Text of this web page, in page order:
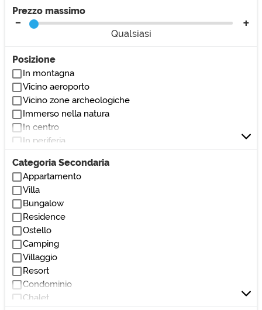
Prezzo massimo
Qualsiasi
Posizione
In montagna
Vicino aeroporto
Vicino zone archeologiche
Immerso nella natura
In centro
In periferia
Vicino al lago
Vicino stazione
Vicino parchi/giardini
Vicino bar/ristoranti
Vicino club/discoteche
Vicino stadio
Vicino ospedali/cliniche
Vicino monumenti/zone di interesse
Vicino università
Vicino centri commerciali
Vicino autostrada
Categoria Secondaria
Appartamento
Villa
Bungalow
Residence
Ostello
Camping
Villaggio
Resort
Condominio
Chalet